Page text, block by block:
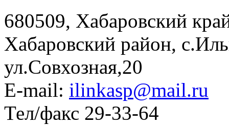
680509, Хабаровский
Хабаровский район,
ул.Совхозная,20
E-mail: ilinkasp@mail.ru
Тел/факс 29-33-64